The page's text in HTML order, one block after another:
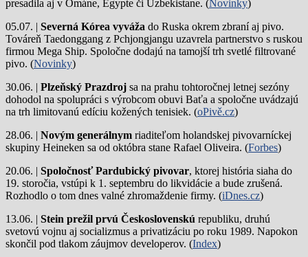
presadila aj v Ománe, Egypte či Uzbekistane. (Novinky)
05.07. | Severná Kórea vyváža do Ruska okrem zbraní aj pivo.
Továreň Taedonggang z Pchjongjangu uzavrela partnerstvo s ruskou
firmou Mega Ship. Spoločne dodajú na tamojší trh svetlé filtrované
pivo. (Novinky)
30.06. | Plzeňský Prazdroj sa na prahu tohtoročnej letnej sezóny
dohodol na spolupráci s výrobcom obuvi Baťa a spoločne uvádzajú
na trh limitovanú edíciu kožených tenisiek. (oPivě.cz)
28.06. | Novým generálnym riaditeľom holandskej pivovarníckej
skupiny Heineken sa od októbra stane Rafael Oliveira. (Forbes)
20.06. | Spoločnosť Pardubický pivovar, ktorej história siaha do
19. storočia, vstúpi k 1. septembru do likvidácie a bude zrušená.
Rozhodlo o tom dnes valné zhromaždenie firmy. (iDnes.cz)
13.06. | Stein prežil prvú Československú republiku, druhú
svetovú vojnu aj socializmus a privatizáciu po roku 1989. Napokon
skončil pod tlakom záujmov developerov. (Index)